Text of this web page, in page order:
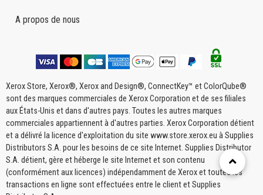
A propos de nous
Xerox Store, Xerox®, Xerox and Design®, ConnectKey™ et ColorQube®
sont des marques commerciales de Xerox Corporation et de ses filiales
aux États-Unis et dans d'autres pays. Toutes les autres marques
commerciales appartiennent à d'autres parties. Xerox Corporation détient
et a délivré la licence d'exploitation du site www.store.xerox.eu à Supplies
Distributors S.A. pour les besoins de ce site Internet. Supplies Distributor
S.A. détient, gère et héberge le site Internet et son contenu
(conformément aux licences) indépendamment de Xerox et toutes les
transactions en ligne sont effectuées entre le client et Supplies